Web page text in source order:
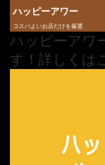
ハッピーアワー
コスパよいお店だけを厳選
ハッピーアワ
す！詳しくは